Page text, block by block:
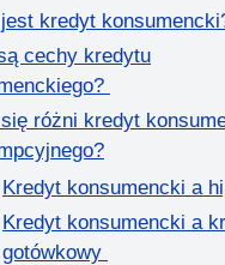
kredyt
cechy kredytu
różni kredyt
Kredyt konsumencki a
Kredyt konsumencki a
gotówkowy